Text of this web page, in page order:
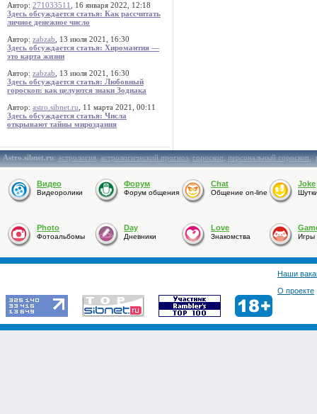
Автор: 271033511
, 16 января 2022, 12:18
Здесь обсуждается статья: Как рассчитать
личное денежное число
Автор: zabzab , 13 июля 2021, 16:30
Здесь обсуждается статья: Хиромантия —
это карта жизни
Автор: zabzab , 13 июля 2021, 16:30
Здесь обсуждается статья: Любовный
гороскоп: как целуются знаки Зодиака
Автор: astro.sibnet.ru , 11 марта 2021, 00:11
Здесь обсуждается статья: Числа
открывают тайны мироздания
Astro.sibnet.ru:астрология,астрологический прогноз,гороскоп,персональный гороскоп,
Видео
Видеоролики
Форум
Форум общения
Chat
Общение on-line
Joke
Photo
Фотоальбомы
Day
Дневники
Love
Знакомства Игры
Наши
О проекте